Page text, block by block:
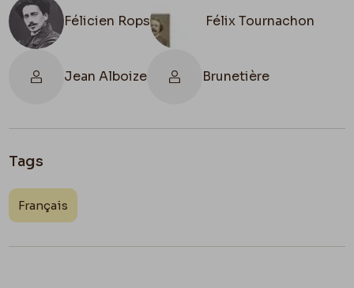
Félicien Rops Félix Tournachon
Jean Alboize Brunetière
Tags
Français